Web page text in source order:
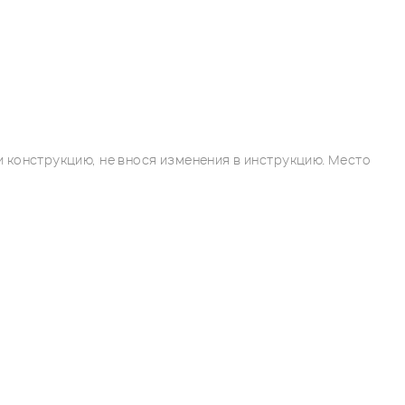
не внося изменения в инструкцию. Место